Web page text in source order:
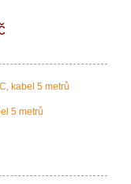
s PROPULS SOLAR.
kabel 5 metrů